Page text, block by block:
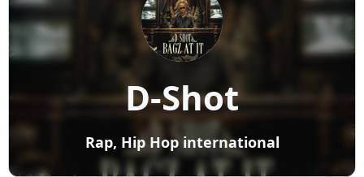
D-Shot
Rap, Hip Hop international